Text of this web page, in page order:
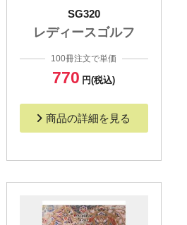
SG320
レディースゴルフ
100冊注文で単価
770 円(税込)
商品の詳細を見る